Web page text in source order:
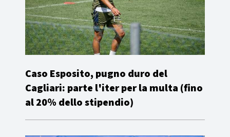
Caso Esposito, pugno duro del
Cagliari: parte l'iter per la multa (fino
al 20% dello stipendio)